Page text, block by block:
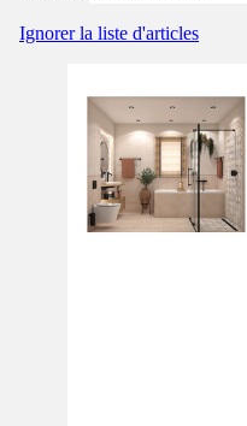
Ignorer la liste d'articles